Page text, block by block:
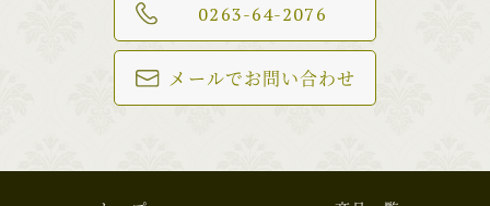
0263-64-2076
メールでお問い合わせ